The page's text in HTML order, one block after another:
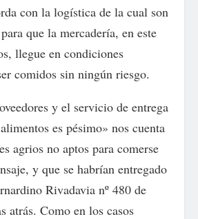
con la logística de la cual son
que la mercadería, en este
llegue en condiciones
comidos sin ningún riesgo.
y el servicio de entrega
es pésimo» nos cuenta
agrios no aptos para comerse
y que se habrían entregado
Rivadavia nº 480 de
atrás. Como en los casos